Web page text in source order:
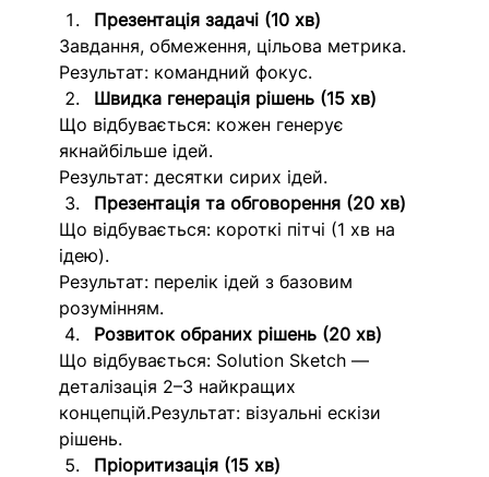
Презентація задачі (10 хв)
Завдання, обмеження, цільова метрика.
Результат: командний фокус.
Швидка генерація рішень (15 хв)
Що відбувається: кожен генерує
якнайбільше ідей.
Результат: десятки сирих ідей.
Презентація та обговорення (20 хв)
Що відбувається: короткі пітчі (1 хв на
ідею).
Результат: перелік ідей з базовим
розумінням.
Розвиток обраних рішень (20 хв)
Що відбувається: Solution Sketch —
деталізація 2–3 найкращих
концепцій.Результат: візуальні ескізи
рішень.
Пріоритизація (15 хв)